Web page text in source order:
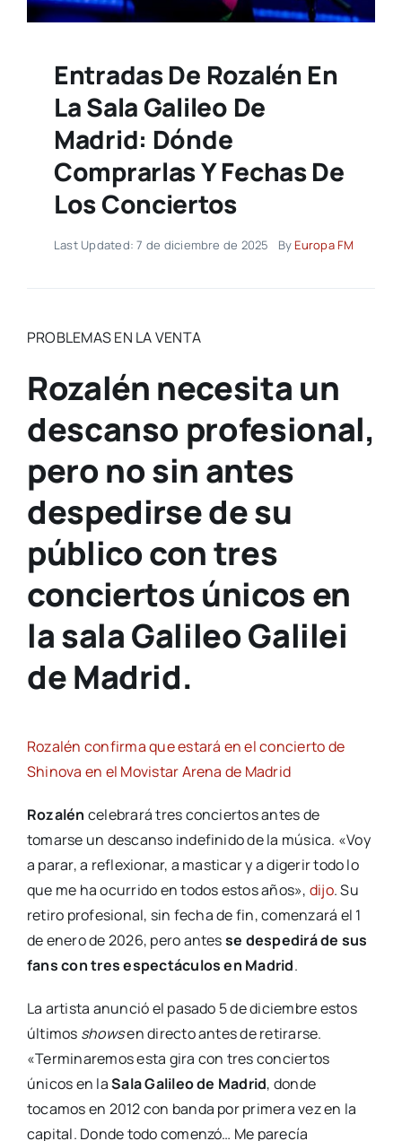
Entradas De Rozalén En
La Sala Galileo De
Madrid: Dónde
Comprarlas Y Fechas De
Los Conciertos
Last Updated: 7 de diciembre de 2025 By Europa FM
PROBLEMAS EN LA VENTA
Rozalén necesita un
descanso profesional,
pero no sin antes
despedirse de su
público con tres
conciertos únicos en
la sala Galileo Galilei
de Madrid.
Rozalén confirma que estará en el concierto de
Shinova en el Movistar Arena de Madrid
Rozalén celebrará tres conciertos antes de
tomarse un descanso indefinido de la música. «Voy
a parar, a reflexionar, a masticar y a digerir todo lo
que me ha ocurrido en todos estos años», dijo. Su
retiro profesional, sin fecha de fin, comenzará el 1
de enero de 2026, pero antesse despedirá de sus
fans con tres espectáculos en Madrid.
La artista anunció el pasado 5 de diciembre estos
últimos showsen directo antes de retirarse.
«Terminaremos esta gira con tres conciertos
únicos en laSala Galileo de Madrid, donde
tocamos en 2012 con banda por primera vez en la
capital. Donde todo comenzó… Me parecía